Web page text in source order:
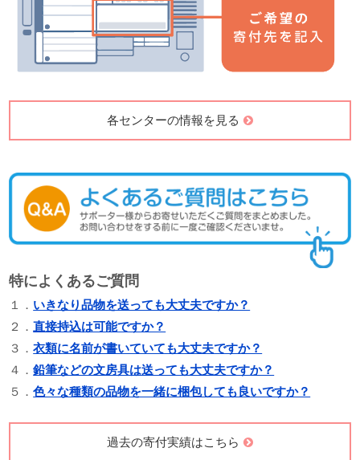
各センターの情報を見る
特によくあるご質問
１． いきなり品物を送っても大丈夫ですか？
２．直接持込は可能ですか？
３．衣類に名前が書いていても大丈夫ですか？
４．鉛筆などの文房具は送っても大丈夫ですか？
５．色々な種類の品物を一緒に梱包しても良いですか？
過去の寄付実績はこちら